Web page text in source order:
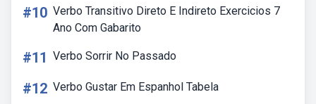
#10 Verbo Transitivo Direto E Indireto Exercicios 7
Ano Com Gabarito
#11 Verbo Sorrir No Passado
#12 Verbo Gustar Em Espanhol Tabela